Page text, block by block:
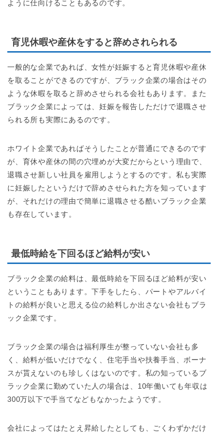
ように仕向けることもあるのです。
育児休暇や産休をすると辞めされられる
一般的な企業であれば、女性が妊娠すると育児休暇や産休
を取ることができるのですが、ブラック企業の場合はその
ような休暇を取ると辞めさせられる会社もあります。また
ブラック企業によっては、妊娠を報告しただけで退職させ
られる所も実際にあるのです。
ホワイト企業であればそうしたことが普通にできるのです
が、育休や産休の間の穴埋めが大変だからという理由で、
退職させ新しい社員を雇用しようとするのです。私も実際
に妊娠したというだけで辞めさせられた方を知っています
が、それだけの理由で簡単に退職させる酷いブラック企業
も存在しています。
最低時給を下回るほど給料が安い
ブラック企業の給料は、最低時給を下回るほど給料が安い
ということもあります。下手をしたら、パートやアルバイ
トの給料が良いと思える位の給料しか出さない会社もブラ
ック企業です。
ブラック企業の場合は福利厚生が整っていない会社も多
く、給料が低いだけでなく、住宅手当や扶養手当、ボーナ
スが貰えないのも珍しくはないのです。私の知っているブ
ラック企業に勤めていた人の場合は、10年働いても年収は
300万以下で手当てなどもなかったようです。
会社によってはたとえ昇給したとしても、ごくわずかだけ